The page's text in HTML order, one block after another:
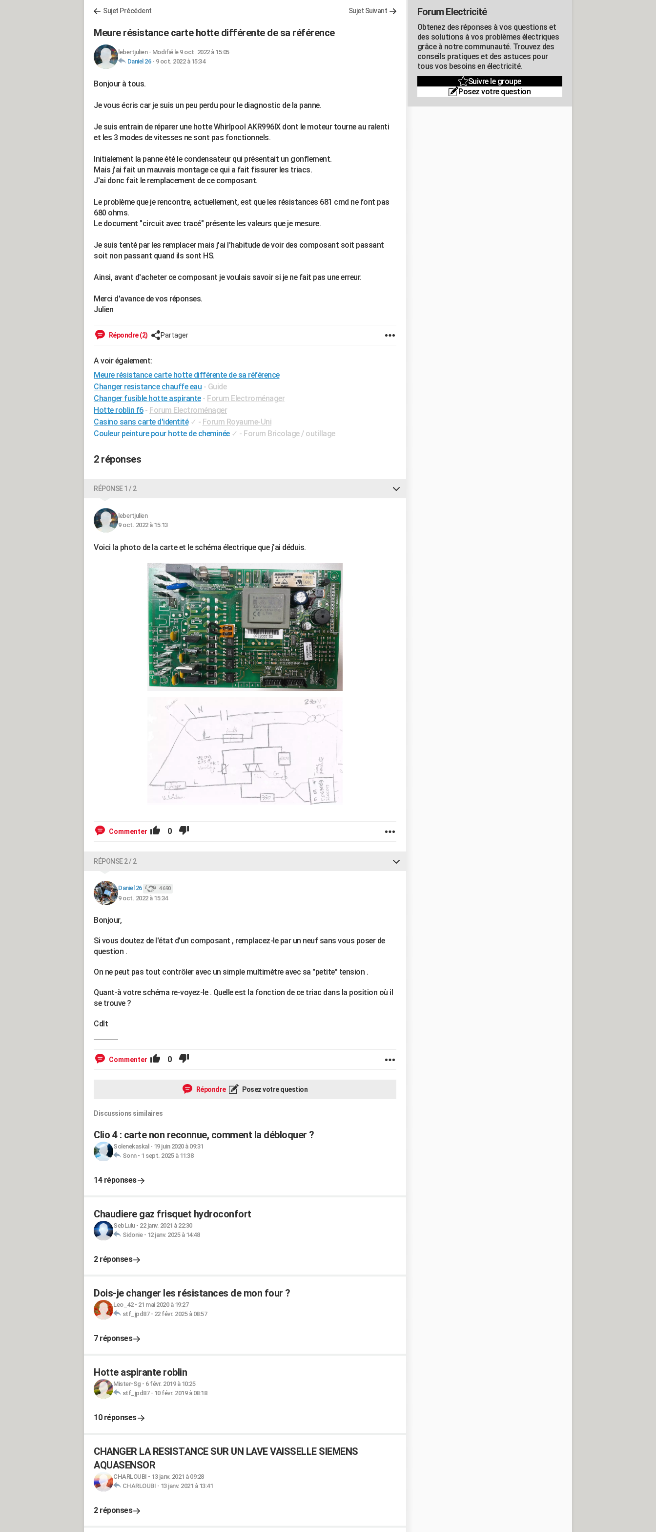
Sujet Précédent Sujet Suivant
Meure résistance carte hotte différente de sa référence
lebertjulien- Modifié le 9 oct. 2022 à 15:05
Daniel 26- 9 oct. 2022 à 15:34
Bonjour à tous.
Je vous écris car je suis un peu perdu pour le diagnostic de la panne.
Je suis entrain de réparer une hotte Whirlpool AKR996IX dont le moteur tourne au ralenti
et les 3 modes de vitesses ne sont pas fonctionnels.
Initialement la panne été le condensateur qui présentait un gonflement.
Mais j'ai fait un mauvais montage ce qui a fait fissurer les triacs.
J'ai donc fait le remplacement de ce composant.
Le problème que je rencontre, actuellement, est que les résistances 681 cmd ne font pas
680 ohms.
Le document "circuit avec tracé" présente les valeurs que je mesure.
Je suis tenté par les remplacer mais j'ai l'habitude de voir des composant soit passant
soit non passant quand ils sont HS.
Ainsi, avant d'acheter ce composant je voulais savoir si je ne fait pas une erreur.
Merci d'avance de vos réponses.
Julien
Répondre (2) Partager
A voir également:
Meure résistance carte hotte différente de sa référence
Changer resistance chauffe eau - Guide
Changer fusible hotte aspirante - Forum Electroménager
Hotte roblin f6 - Forum Electroménager
Casino sans carte d'identité ✓ - Forum Royaume-Uni
Couleur peinture pour hotte de cheminée ✓ - Forum Bricolage / outillage
2 réponses
RÉPONSE 1 / 2
lebertjulien
9 oct. 2022 à 15:13
Voici la photo de la carte et le schéma électrique que j'ai déduis.
Commenter 0
RÉPONSE 2 / 2
Daniel 26 4 690
9 oct. 2022 à 15:34
Bonjour,
Si vous doutez de l'état d'un composant , remplacez-le par un neuf sans vous poser de
question .
On ne peut pas tout contrôler avec un simple multimètre avec sa "petite" tension .
Quant-à votre schéma re-voyez-le . Quelle est la fonction de ce triac dans la position où il
se trouve ?
Cdlt
Commenter 0
Répondre Posez votre question
Discussions similaires
Clio 4 : carte non reconnue, comment la débloquer ?
Solenekaskal - 19 juin 2020 à 09:31
Sonn- 1 sept. 2025 à 11:38
14 réponses
Chaudiere gaz frisquet hydroconfort
SebLulu- 22 janv. 2021 à 22:30
Sidonie- 12 janv. 2025 à 14:48
2 réponses
Dois-je changer les résistances de mon four ?
Leo_42- 21 mai 2020 à 19:27
stf_jpd87- 22 févr. 2025 à 08:57
7 réponses
Hotte aspirante roblin
Mister-Sg - 6 févr. 2019 à 10:25
stf_jpd87- 10 févr. 2019 à 08:18
10 réponses
CHANGER LA RESISTANCE SUR UN LAVE VAISSELLE SIEMENS
AQUASENSOR
CHARLOUBI - 13 janv. 2021 à 09:28
CHARLOUBI - 13 janv. 2021 à 13:41
2 réponses
Forum Electricité
Obtenez des réponses à vos questions et
des solutions à vos problèmes électriques
grâce à notre communauté. Trouvez des
conseils pratiques et des astuces pour
tous vos besoins en électricité.
Suivre le groupe
Posez votre question